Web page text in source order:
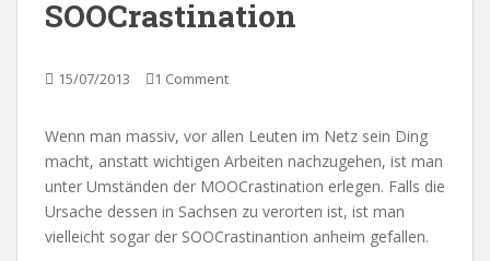
SOOCrastination
15/07/2013 1 Comment
Wenn man massiv, vor allen Leuten im Netz sein Ding
macht, anstatt wichtigen Arbeiten nachzugehen, ist man
unter Umständen der MOOCrastination erlegen. Falls die
Ursache dessen in Sachsen zu verorten ist, ist man
vielleicht sogar der SOOCrastinantion anheim gefallen.